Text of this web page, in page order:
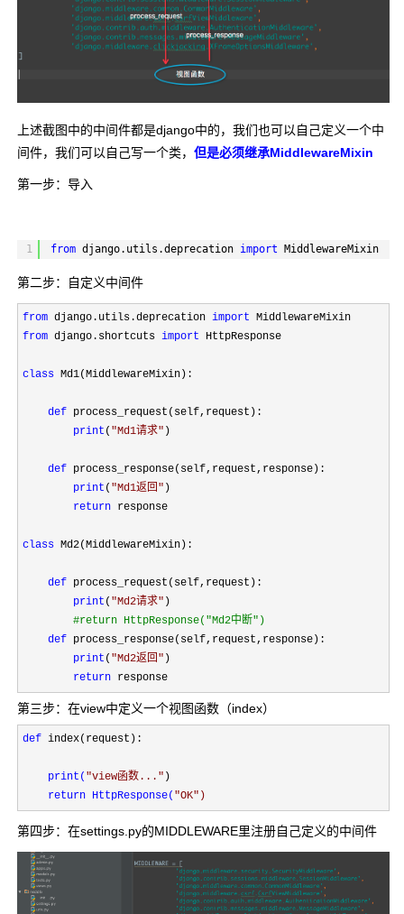
上述截图中的中间件都是django中的，我们也可以自己定义一个中
间件，我们可以自己写一个类， 但是必须继承MiddlewareMixin
第一步：导入
1 from django.utils.deprecation import MiddlewareMixin
第二步：自定义中间件
from django.utils.deprecation import
from django.shortcuts import HttpResponse
class Md1(MiddlewareMixin):
def process_request(self,request):
print ( "Md1请求" )
def process_response(self,request,response):
print ( "Md1返回" )
return response
class Md2(MiddlewareMixin):
def process_request(self,request):
print ( "Md2请求" )
#return HttpResponse("Md2中断")
def process_response(self,request,response):
print ( "Md2返回" )
return response
第三步：在view中定义一个视图函数（index）
def index(request):
print( "view函数... " )
return HttpResponse( "OK")
第四步：在settings.py的MIDDLEWARE里注册自己定义的中间件